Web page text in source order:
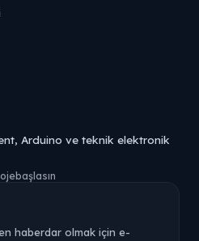
Arduino ve teknik elektronik
haberdar olmak için e-